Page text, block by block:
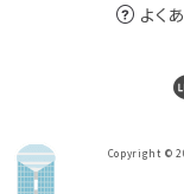
よく
Copyright ©